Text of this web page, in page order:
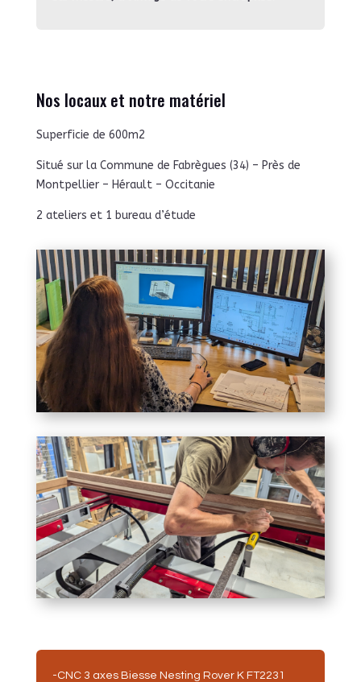
Nos locaux et notre matériel
Superficie de 600m2
Situé sur la Commune de Fabrègues (34) – Près de
Montpellier – Hérault – Occitanie
2 ateliers et 1 bureau d’étude
-CNC 3 axes Biesse Nesting Rover K FT2231